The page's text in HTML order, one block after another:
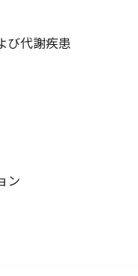
び代謝疾患
ン